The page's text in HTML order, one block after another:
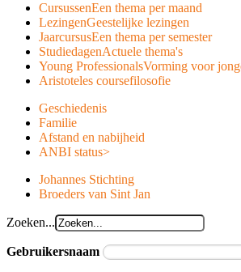
CursussenEen thema per maand
LezingenGeestelijke lezingen
JaarcursusEen thema per semester
StudiedagenActuele thema's
Young ProfessionalsVorming voor
Aristoteles coursefilosofie
Geschiedenis
Familie
Afstand en nabijheid
ANBI status>
Johannes Stichting
Broeders van Sint Jan
Zoeken...
Gebruikersnaam